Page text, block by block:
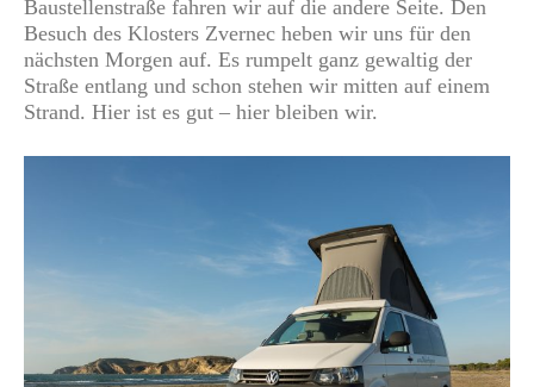
Baustellenstraße fahren wir auf die andere Seite. Den
Besuch des Klosters Zvernec heben wir uns für den
nächsten Morgen auf. Es rumpelt ganz gewaltig der
Straße entlang und schon stehen wir mitten auf einem
Strand. Hier ist es gut – hier bleiben wir.